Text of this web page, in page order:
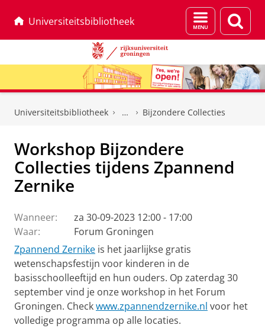
Universiteitsbibliotheek
Menu
en
Universiteitsbibliotheek Bijzondere Collecties
Workshop Bijzondere
Collecties tijdens Zpannend
Zernike
Wanneer:
za 30-09-2023 12:00 - 17:00
Waar:
Forum Groningen
Zpannend Zernike is het jaarlijkse gratis
wetenschapsfestijn voor kinderen in de
basisschoolleeftijd en hun ouders. Op zaterdag 30
september vind je onze workshop in het Forum
Groningen. Checkwww.zpannendzernike.nl voor het
volledige programma op alle locaties.